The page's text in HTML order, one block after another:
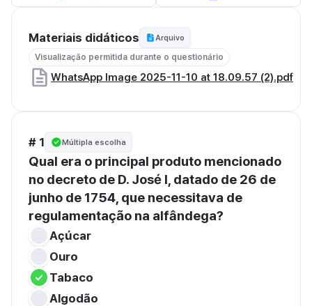
Materiais didáticos Arquivo
Visualização permitida durante o questionário
WhatsApp Image 2025-11-10 at 18.09.57 (2).pdf
# 1 Múltipla escolha
Qual era o principal produto mencionado
no decreto de D. José I, datado de 26 de
junho de 1754, que necessitava de
regulamentação na alfândega?
Açúcar
Ouro
Tabaco
Algodão